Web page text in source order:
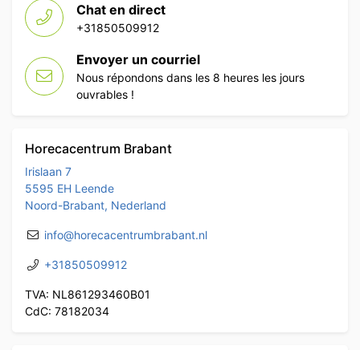
Chat en direct
+31850509912
Envoyer un courriel
Nous répondons dans les 8 heures les jours
ouvrables !
Horecacentrum Brabant
Irislaan 7
5595 EH Leende
Noord-Brabant, Nederland
info@horecacentrumbrabant.nl
+31850509912
TVA: NL861293460B01
CdC: 78182034